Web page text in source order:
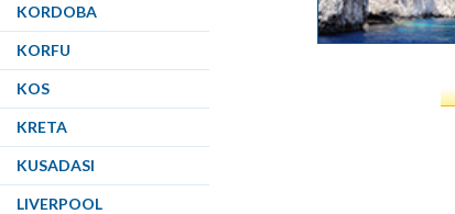
KORDOBA
KORFU
KOS
KRETA
KUSADASI
LIVERPOOL